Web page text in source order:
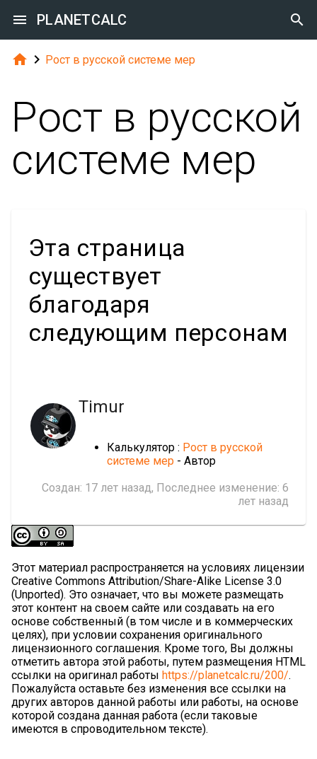
 PLANETCALC 
  Рост в русской системе мер
Рост в русской
системе мер
Эта страница
существует
благодаря
следующим персонам
Timur
Калькулятор : Рост в русской
системе мер - Автор
Создан: 17 лет назад, Последнее изменение: 6
лет назад
Этот материал распространяется на условиях лицензии
Creative Commons Attribution/Share-Alike License 3.0
(Unported). Это означает, что вы можете размещать
этот контент на своем сайте или создавать на его
основе собственный (в том числе и в коммерческих
целях), при условии сохранения оригинального
лицензионного соглашения. Кроме того, Вы должны
отметить автора этой работы, путем размещения HTML
ссылки на оригинал работы https://planetcalc.ru/200/.
Пожалуйста оставьте без изменения все ссылки на
других авторов данной работы или работы, на основе
которой создана данная работа (если таковые
имеются в спроводительном тексте).